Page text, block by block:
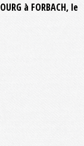
à FORBACH, le